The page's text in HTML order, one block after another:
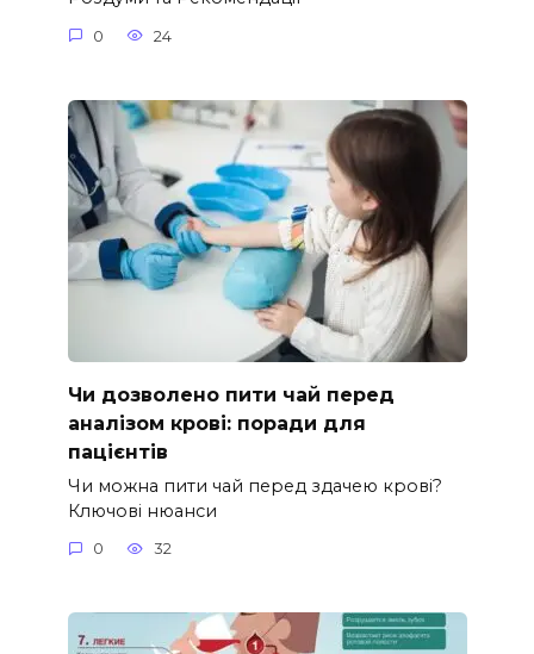
0 24
Чи дозволено пити чай перед
аналізом крові: поради для
пацієнтів
Чи можна пити чай перед здачею крові?
Ключові нюанси
0 32